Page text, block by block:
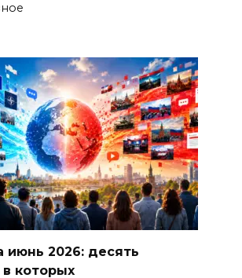
июнь 2026: десять
которых